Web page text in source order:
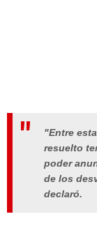
"Entre
resuelto
poder
de los
declaró.